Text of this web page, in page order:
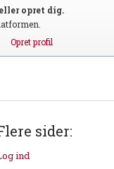
opret dig.
Opret profil
sider:
ind